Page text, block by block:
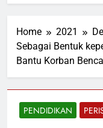
Home 2021
Sebagai Bentuk
Bantu Korban
PENDIDIKAN